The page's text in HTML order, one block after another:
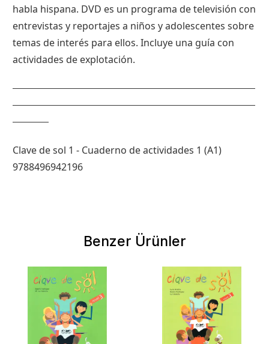
habla hispana. DVD es un programa de televisión con
entrevistas y reportajes a niños y adolescentes sobre
temas de interés para ellos. Incluye una guía con
actividades de explotación.
Clave de sol 1 - Cuaderno de actividades 1 (A1)
9788496942196
Benzer Ürünler